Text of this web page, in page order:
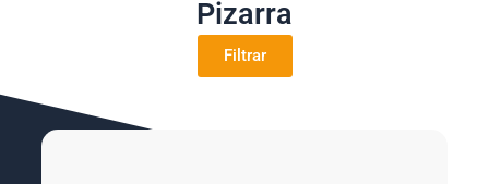
Pizarra
Filtrar